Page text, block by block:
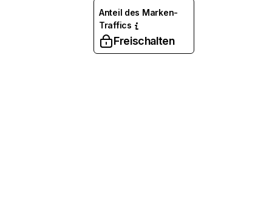
Anteil des Marken-
Traffics
Freischalten